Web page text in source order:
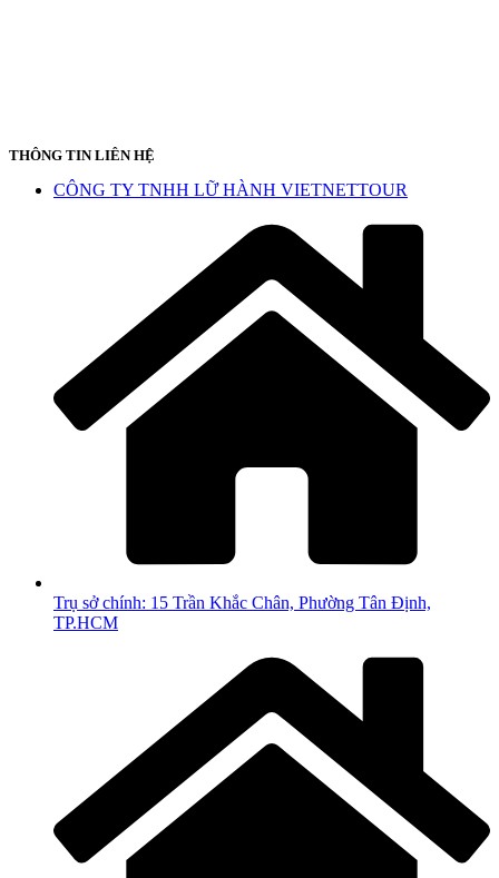
THÔNG TIN LIÊN HỆ
CÔNG TY TNHH LỮ HÀNH VIETNETTOUR
Trụ sở chính: 15 Trần Khắc Chân, Phường Tân Định,
TP.HCM